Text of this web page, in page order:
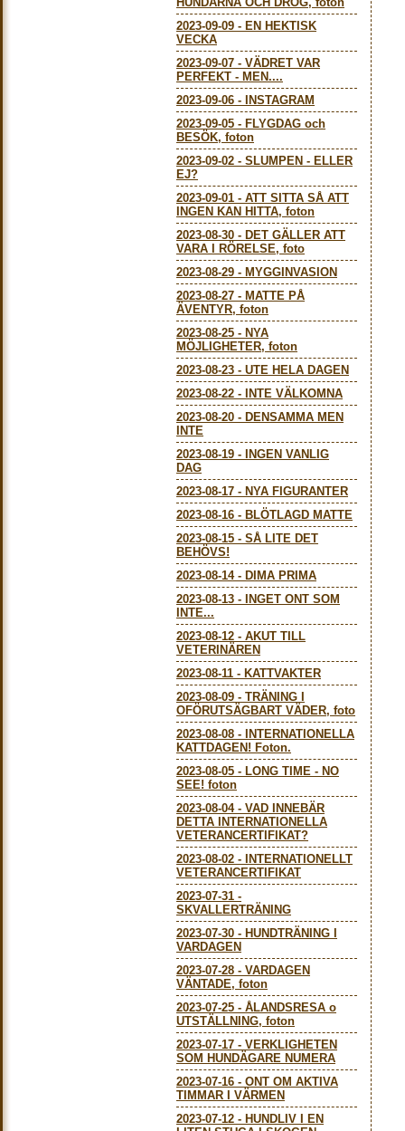
2023-09-09 - EN HEKTISK
VECKA
2023-09-07 - VÄDRET VAR
PERFEKT - MEN....
2023-09-06 -
INSTAGRAM
2023-09-05 - FLYGDAG och
BESÖK, foton
2023-09-02 - SLUMPEN - ELLER
EJ?
2023-09-01 - ATT SITTA SÅ ATT
INGEN KAN HITTA, foton
2023-08-30 - DET GÄLLER ATT
VARA I RÖRELSE, foto
2023-08-29 - MYGGINVASION
2023-08-27 - MATTE PÅ
ÄVENTYR, foton
2023-08-25 - NYA
MÖJLIGHETER, foton
2023-08-23 - UTE HELA DAGEN
2023-08-22 -
INTE VÄLKOMNA
2023-08-20 - DENSAMMA MEN
INTE
2023-08-19 -
INGEN VANLIG
DAG
2023-08-17 - NYA FIGURANTER
2023-08-16 - BLÖTLAGD MATTE
2023-08-15 - SÅ LITE DET
BEHÖVS!
2023-08-14- DIMA PRIMA
2023-08-13 -
INGET ONT SOM
INTE...
2023-08-12 - AKUT TILL
VETERINÄREN
2023-08-11 - KATTVAKTER
2023-08-09 - TRÄNING I
OFÖRUTSÄGBART VÄDER, foto
2023-08-08 -
INTERNATIONELLA
KATTDAGEN! Foton.
2023-08-05 - LONG TIME - NO
SEE! foton
2023-08-04- VAD INNEBÄR
DETTA INTERNATIONELLA
VETERANCERTIFIKAT?
2023-08-02 -
INTERNATIONELLT
VETERANCERTIFIKAT
2023-07-31 -
SKVALLERTRÄNING
2023-07-30 - HUNDTRÄNING I
VARDAGEN
2023-07-28 - VARDAGEN
VÄNTADE, foton
2023-07-25 - ÅLANDSRESA o
UTSTÄLLNING, foton
2023-07-17 - VERKLIGHETEN
SOM HUNDÄGARE NUMERA
2023-07-16 - ONT OM AKTIVA
TIMMAR I VÄRMEN
2023-07-12 - HUNDLIV I EN